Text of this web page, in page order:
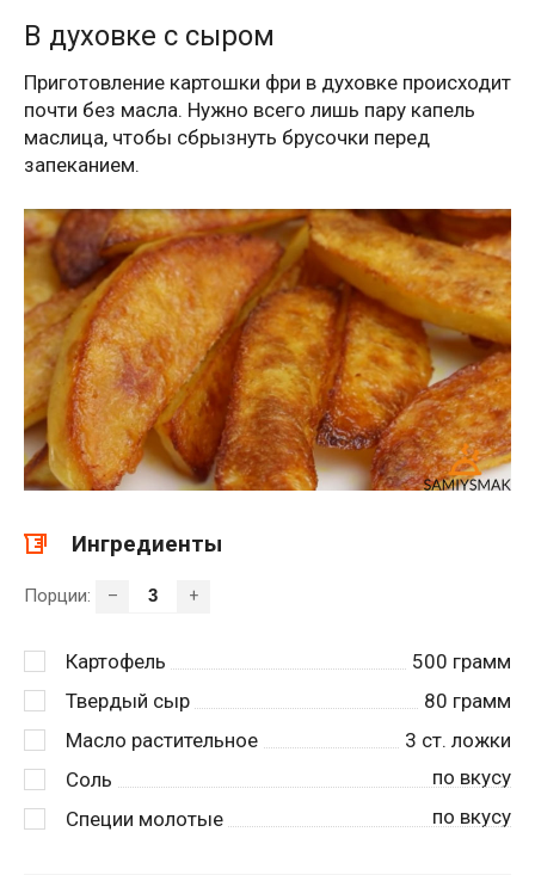
В духовке с сыром
Приготовление картошки фри в духовке происходит
почти без масла. Нужно всего лишь пару капель
маслица, чтобы сбрызнуть брусочки перед
запеканием.
Ингредиенты
Порции: – +
Картофель 500 грамм
Твердый сыр
80 грамм
Масло растительное
3 ст. ложки
Соль
по вкусу
Специи молотые
по вкусу